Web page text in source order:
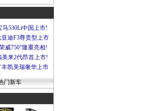
马530Li中国上市!
亚迪F3尊贵型上市
威750"隆重亮相!
美来2代昂首上市!
丰凯美瑞奢华上市
门新车